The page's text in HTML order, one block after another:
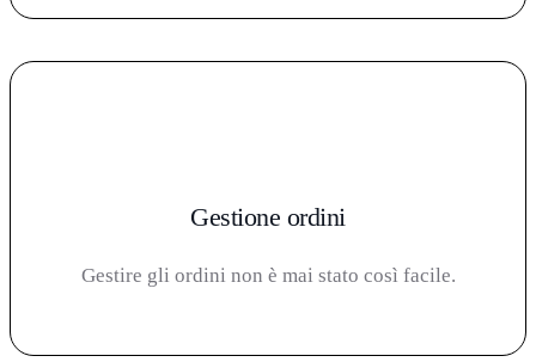
Gestione ordini
Gestire gli ordini non è mai stato così facile.